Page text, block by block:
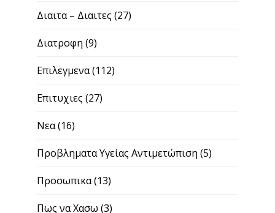
Διαιτα – Διαιτες (27)
Διατροφη (9)
Επιλεγμενα(112)
Επιτυχιες (27)
Νεα(16)
Προβληματα Υγείας Αντιμετώπιση (5)
Προσωπικα(13)
Πως να Χασω (3)